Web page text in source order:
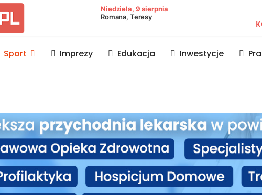
lubaczowski
Niedziela, 9 sierpnia
Romana, Teresy
Sport Imprezy Edukacja Inwestycje